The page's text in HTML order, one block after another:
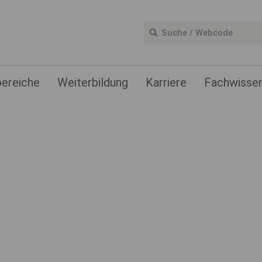
Weiterbildung Karriere
Sicherheit, Gesundheit und Umweltschutz bei der